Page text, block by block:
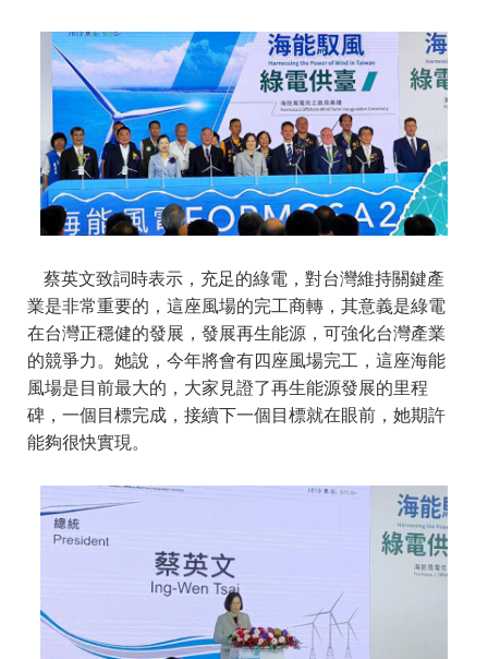
蔡英文致詞時表示，充足的綠電，對台灣維持關鍵產
業是非常重要的，這座風場的完工商轉，其意義是綠電
在台灣正穩健的發展，發展再生能源，可強化台灣產業
的競爭力。她說，今年將會有四座風場完工，這座海能
風場是目前最大的，大家見證了再生能源發展的里程
碑，一個目標完成，接續下一個目標就在眼前，她期許
能夠很快實現。